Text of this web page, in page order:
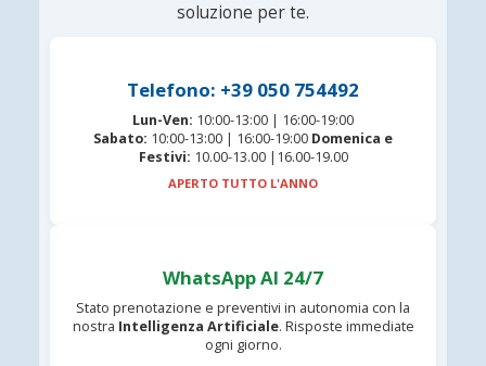
soluzione per te.
Telefono: +39 050 754492
Lun-Ven: 10:00-13:00 | 16:00-19:00
Sabato: 10:00-13:00 | 16:00-19:00 Domenica e
Festivi: 10.00-13.00 |16.00-19.00
APERTO TUTTO L'ANNO
WhatsApp AI 24/7
Stato prenotazione e preventivi in autonomia con la
nostra Intelligenza Artificiale. Risposte immediate
ogni giorno.